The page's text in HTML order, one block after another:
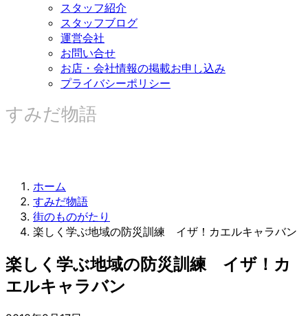
スタッフ紹介
スタッフブログ
運営会社
お問い合せ
お店・会社情報の掲載お申し込み
プライバシーポリシー
すみだ物語
ホーム
すみだ物語
街のものがたり
楽しく学ぶ地域の防災訓練 イザ！カエルキャラバン
楽しく学ぶ地域の防災訓練 イザ！カ
エルキャラバン